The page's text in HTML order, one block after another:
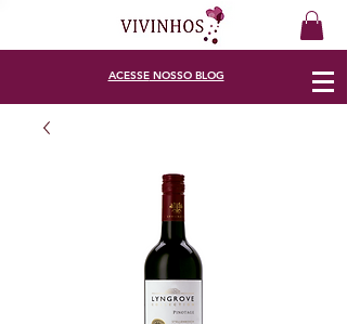
ACESSENOSSO BLOG